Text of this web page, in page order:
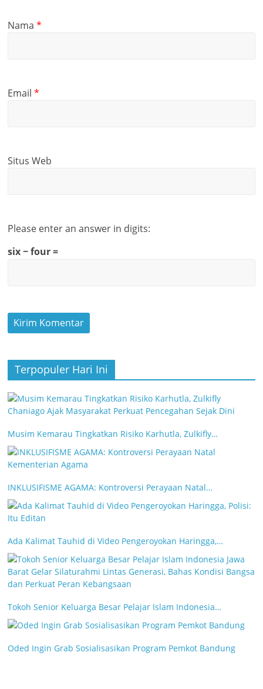
Nama*
Email*
Situs Web
Please enter an answer in digits:
six − four =
Terpopuler Hari Ini
Musim Kemarau Tingkatkan Risiko Karhutla, Zulkifly…
INKLUSIFISME AGAMA: Kontroversi Perayaan Natal…
Ada Kalimat Tauhid di Video Pengeroyokan Haringga,…
Tokoh Senior Keluarga Besar Pelajar Islam Indonesia…
Oded Ingin Grab Sosialisasikan Program Pemkot Bandung